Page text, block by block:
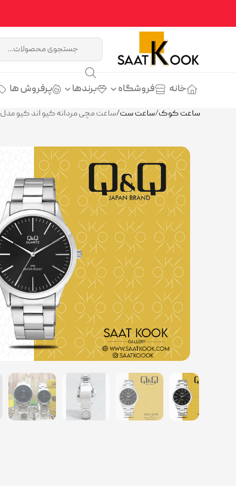
خانه فروشگاه برندها پرفروش ها
ساعت کوک/ساعت ست/ساعت مچی مردانه کیو اند کیو مدل Q&Q C212J202Y